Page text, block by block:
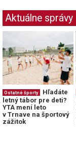
Aktuálne správy
Ostatné športy
Hľadáte
letný tábor pre deti?
YTA mení leto
v Trnave na športový
zážitok